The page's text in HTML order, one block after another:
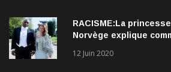
RACISME:La
Norvège explique
Verrett lui a ouvert les
12 Juin 2020